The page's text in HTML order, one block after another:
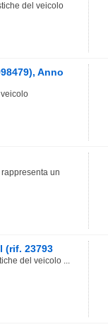
del veicolo
Anno
un
(rif. 23793
del veicolo ...